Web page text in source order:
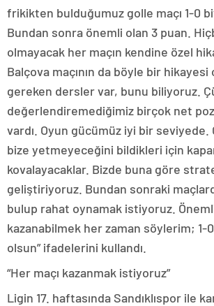
frikikten bulduğumuz golle maçı 1-0
Bundan sonra önemli olan 3 puan.
olmayacak her maçın kendine özel
Balçova maçının da böyle bir hikayesi
gereken dersler var, bunu biliyoruz.
değerlendiremediğimiz birçok net
vardı. Oyun gücümüz iyi bir
bize yetmeyeceğini bildikleri için
kovalayacaklar. Bizde buna göre
geliştiriyoruz. Bundan sonraki
bulup rahat oynamak istiyoruz.
kazanabilmek her zaman söylerim; 1-
olsun” ifadelerini kullandı.
“Her maçı kazanmak istiyoruz”
Ligin 17. haftasında Sandıklıspor ile